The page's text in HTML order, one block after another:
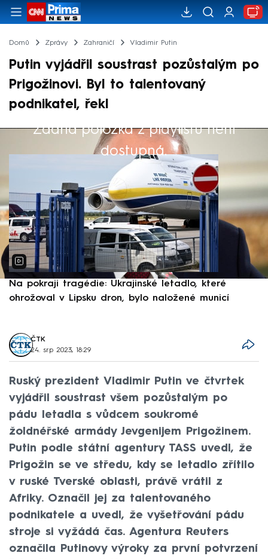
Domů Zprávy Zahraničí Vladimir Putin
Putin vyjádřil soustrast pozůstalým po
Prigožinovi. Byl to talentovaný
podnikatel, řekl
Žádná položka z playlistu není
dostupná.
Výběr redakce
Na pokraji tragédie: Ukrajinské letadlo, které
ohrožoval v Lipsku dron, bylo naložené municí
ČTK
24. srp 2023, 18:29
Ruský prezident Vladimir Putin ve čtvrtek
vyjádřil soustrast všem pozůstalým po
pádu letadla s vůdcem soukromé
žoldnéřské armády Jevgenijem Prigožinem.
Putin podle státní agentury TASS uvedl, že
Prigožin se ve středu, kdy se letadlo zřítilo
v ruské Tverské oblasti, právě vrátil z
Afriky. Označil jej za talentovaného
podnikatele a uvedl, že vyšetřování pádu
stroje si vyžádá čas. Agentura Reuters
označila Putinovy výroky za první potvrzení